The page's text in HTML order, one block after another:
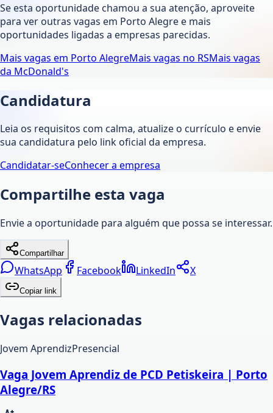
Se esta oportunidade chamou a sua atenção, aproveite
para ver outras vagas em Porto Alegree mais
oportunidades ligadas a empresas parecidas.
Mais vagas em Porto AlegreMais vagas no RSMais vagas
da McDonald's
Candidatura
Leia os requisitos com calma, atualize o currículo e envie
sua candidatura pelo link oficial da empresa.
Candidatar-seConhecer a empresa
Compartilhe esta vaga
Envie a oportunidade para alguém que possa se interessar.
Compartilhar
WhatsApp Facebook LinkedIn X
Copiar link
Vagas relacionadas
Jovem AprendizPresencial
Vaga Jovem Aprendiz de PCD Petiskeira | Porto
Alegre/RS